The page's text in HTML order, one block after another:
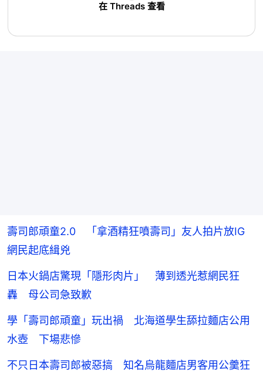
在 Threads 查看
壽司郎頑童2.0 「拿酒精狂噴壽司」友人拍片放IG
網民起底緝兇
日本火鍋店驚現「隱形肉片」 薄到透光惹網民狂
轟 母公司急致歉
學「壽司郎頑童」玩出禍 北海道學生舔拉麵店公用
水壺 下場悲慘
不只日本壽司郎被惡搞 知名烏龍麵店男客用公羹狂